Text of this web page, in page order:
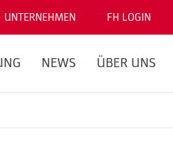
UNTERNEHMEN FH LOGIN
NEWS ÜBER UNS